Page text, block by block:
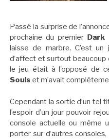
Passé la surprise de
prochaine du premier Dark
laisse de marbre. C’est
d’affect et surtout
le jeu était à l’opposé de
Souls et m’avait
Cependant la sortie d’un tel
l’espoir d’un jour pouvoir
console actuelle ou même
porter sur d’autres